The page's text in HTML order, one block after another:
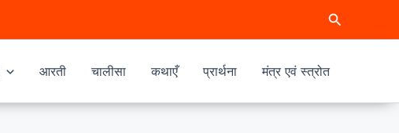
Search
आरती चालीसा कथाएँ प्रार्थना मंत्र एवं स्त्रोत